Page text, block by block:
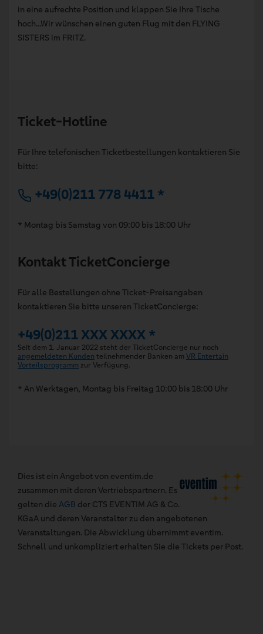
in eine aufrechte Position und klappen Sie Ihre Tische
hoch...Wir wünschen einen guten Flug mit den FLYING
SISTERS im FRITZ.
Ticket-Hotline
Für Ihre telefonischen Ticketbestellungen kontaktieren Sie
bitte:
+49(0)211 778 4411 *
* Montag bis Samstag von 09:00 bis 18:00 Uhr
Kontakt TicketConcierge
Für alle Bestellungen ohne Ticket-Preisangaben
kontaktieren Sie bitte unseren TicketConcierge:
+49(0)211 XXX XXXX *
Seit dem 1. Januar 2022 steht der TicketConcierge nur noch
angemeldeten Kunden teilnehmender Banken am VR Entertain
Vorteilsprogramm zur Verfügung.
* An Werktagen, Montag bis Freitag 10:00 bis 18:00 Uhr
Dies ist ein Angebot von eventim.de
zusammen mit deren Vertriebspartnern. Es
gelten die AGB der CTS EVENTIM AG & Co.
KGaA und deren Veranstalter zu den angebotenen
Veranstaltungen. Die Abwicklung übernimmt eventim.
Schnell und unkompliziert erhalten Sie die Tickets per Post.